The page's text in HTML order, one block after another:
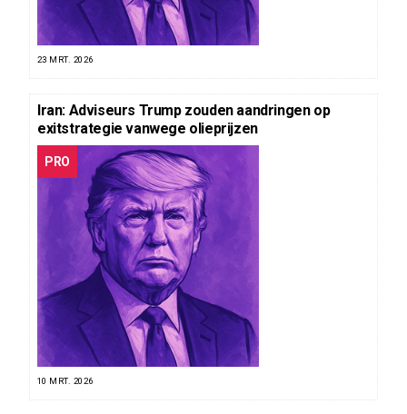
23 MRT. 2026
Iran: Adviseurs Trump zouden aandringen op
exitstrategie vanwege olieprijzen
PRO
10 MRT. 2026